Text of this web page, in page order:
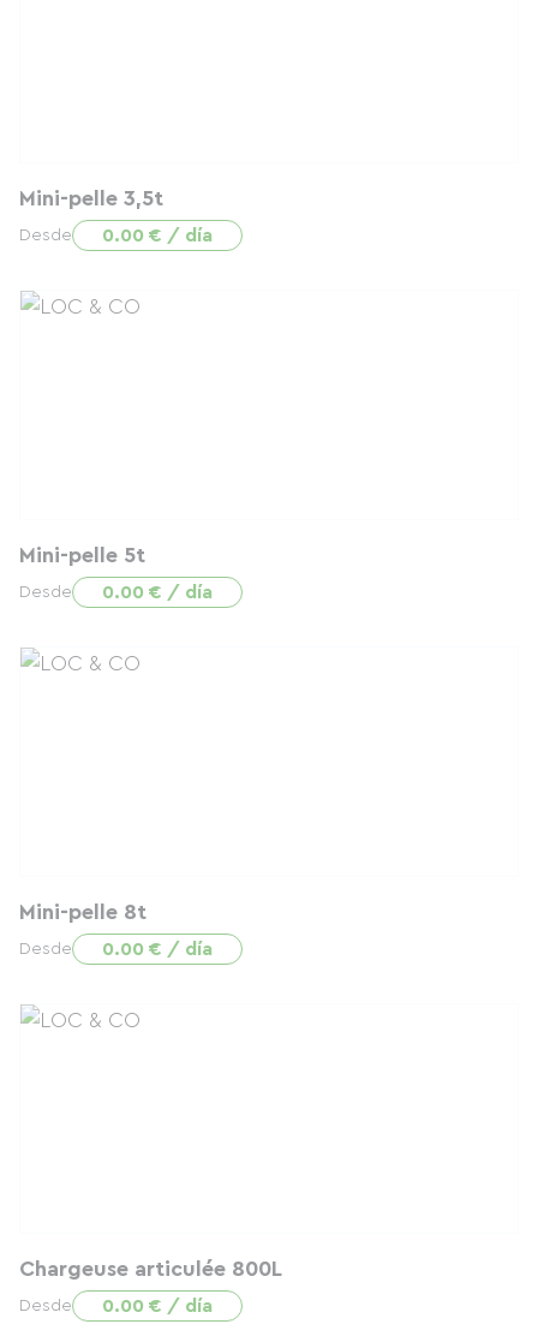
Mini-pelle 3,5t
Desde 0.00 € / día
Mini-pelle 5t
Desde 0.00 € / día
Mini-pelle 8t
Desde 0.00 € / día
Chargeuse articulée 800L
Desde 0.00 € / día